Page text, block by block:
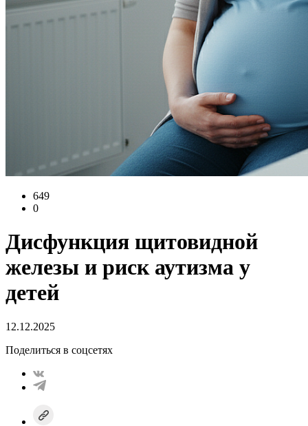
649
0
Дисфункция щитовидной
железы и риск аутизма у
детей
12.12.2025
Поделиться в соцсетях